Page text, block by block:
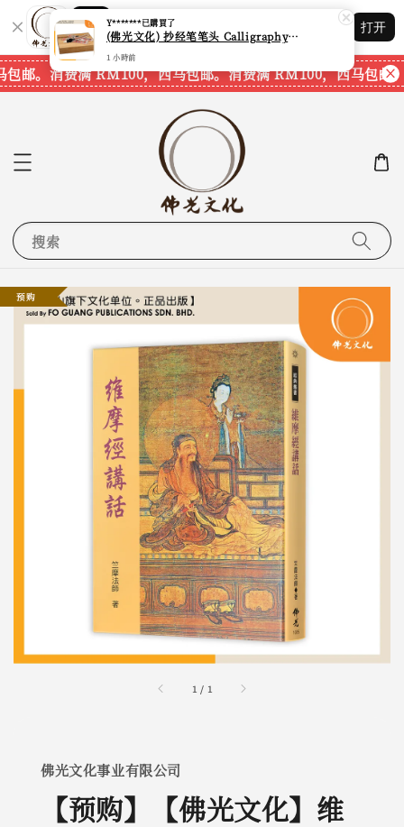
Shopping: 追踪您的订单
您信赖的商店
打开
邮。 消费满 RM100，西马包邮。消费满 RM100，西马包邮。
搜索
1 / 1
预购
佛光文化事业有限公司
【预购】【佛光文化】维
Y*******已購買了
(佛光文化) 抄经笔笔头 Calligraphy Writing Pen Tip / Nib CPT-35 现货速发
1 小時前